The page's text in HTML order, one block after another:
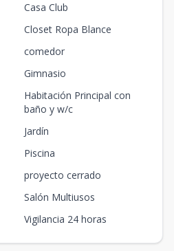
Casa Club
Closet Ropa Blance
comedor
Gimnasio
Habitación Principal con
baño y w/c
Jardín
Piscina
proyecto cerrado
Salón Multiusos
Vigilancia 24 horas